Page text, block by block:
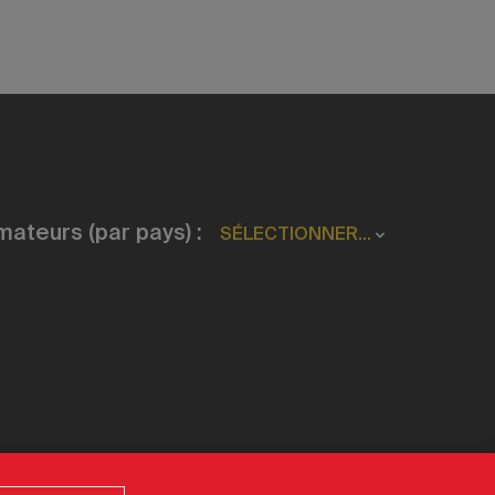
(par pays) : SÉLECTIONNER...
de Destination Canada 2026